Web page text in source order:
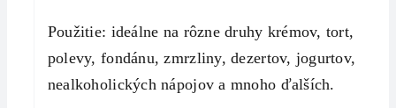
Použitie: ideálne na rôzne druhy krémov, tort,
polevy, fondánu, zmrzliny, dezertov, jogurtov,
nealkoholických nápojov a mnoho ďalších.